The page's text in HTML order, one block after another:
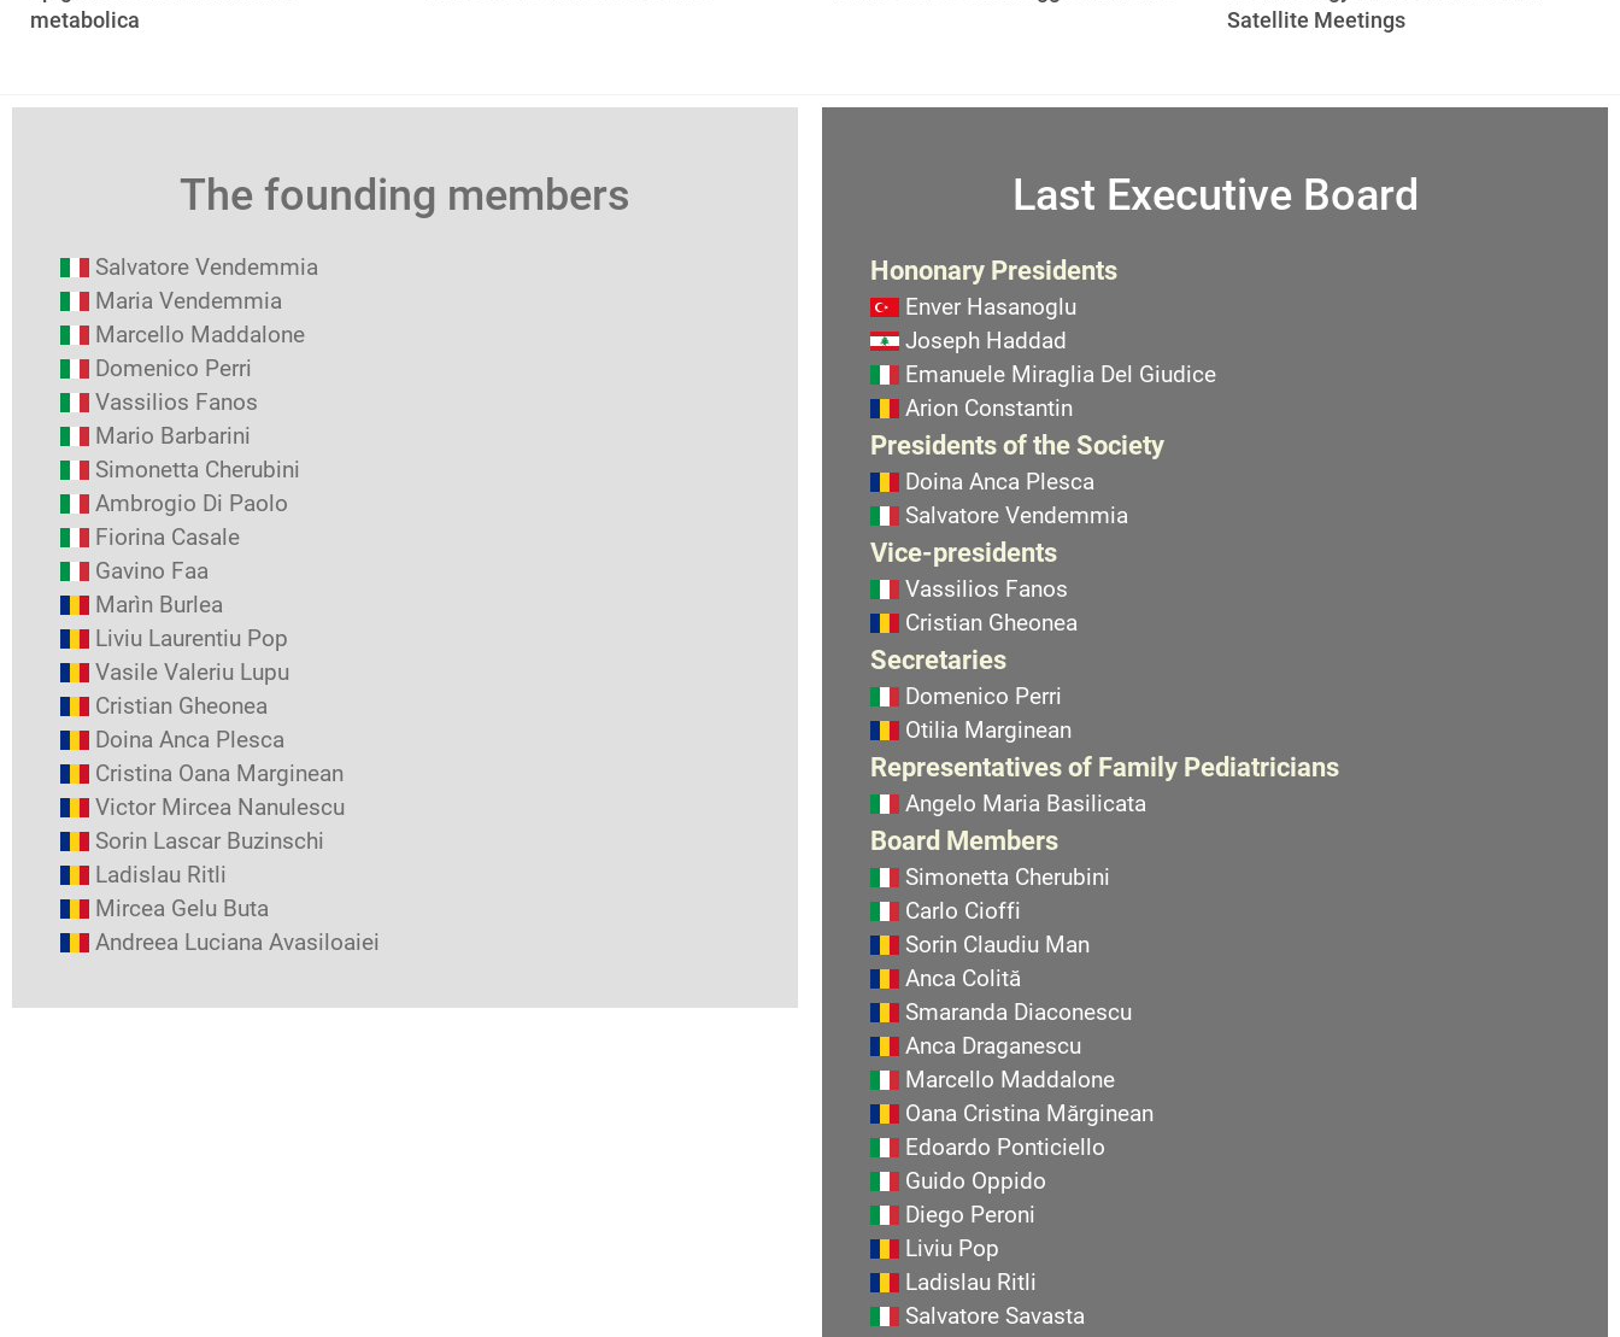
metabolica
Satellite Meetings
The founding members
Salvatore Vendemmia
Maria Vendemmia
Marcello Maddalone
Domenico Perri
Vassilios Fanos
Mario Barbarini
Simonetta Cherubini
Ambrogio Di Paolo
Fiorina Casale
Gavino Faa
Marìn Burlea
Liviu Laurentiu Pop
Vasile Valeriu Lupu
Cristian Gheonea
Doina Anca Plesca
Cristina Oana Marginean
Victor Mircea Nanulescu
Sorin Lascar Buzinschi
Ladislau Ritli
Mircea Gelu Buta
Andreea Luciana Avasiloaiei
Last Executive Board
Hononary Presidents
Enver Hasanoglu
Joseph Haddad
Emanuele Miraglia Del Giudice
Arion Constantin
Presidents of the Society
Doina Anca Plesca
Salvatore Vendemmia
Vice-presidents
Vassilios Fanos
Cristian Gheonea
Secretaries
Domenico Perri
Otilia Marginean
Representatives of Family Pediatricians
Angelo Maria Basilicata
Board Members
Simonetta Cherubini
Carlo Cioffi
Sorin Claudiu Man
Anca Colită
Smaranda Diaconescu
Anca Draganescu
Marcello Maddalone
Oana Cristina Mărginean
Edoardo Ponticiello
Guido Oppido
Diego Peroni
Liviu Pop
Ladislau Ritli
Salvatore Savasta